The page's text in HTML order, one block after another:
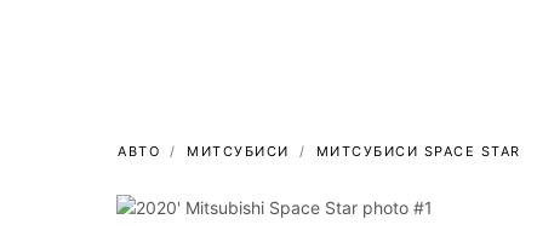
АВТО МИТСУБИСИ МИТСУБИСИ SPACE STAR